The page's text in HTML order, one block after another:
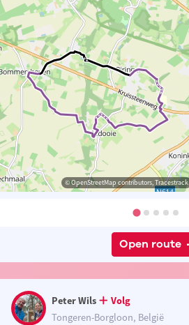
© OpenStreetMap contributors, Tracestrack
Open route
Peter Wils
Volg
Tongeren-Borgloon, België